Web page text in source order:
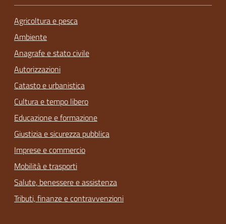
Agricoltura e pesca
Ambiente
Anagrafe e stato civile
Autorizzazioni
Catasto e urbanistica
Cultura e tempo libero
Educazione e formazione
Giustizia e sicurezza pubblica
Imprese e commercio
Mobilità e trasporti
Salute, benessere e assistenza
Tributi, finanze e contravvenzioni